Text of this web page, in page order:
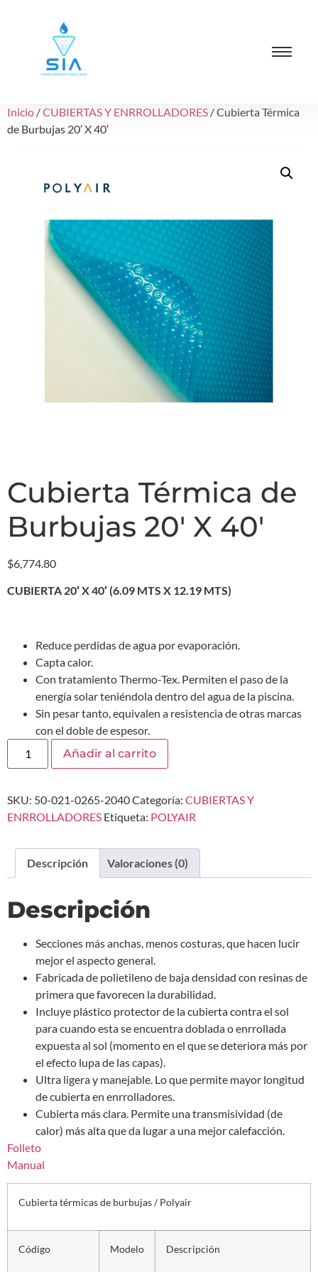
Inicio /CUBIERTAS Y ENRROLLADORES / Cubierta Térmica
de Burbujas 20′ X 40′
Cubierta Térmica de
Burbujas 20′ X 40′
$6,774.80
CUBIERTA 20′ X 40′ (6.09 MTS X 12.19 MTS)
Reduce perdidas de agua por evaporación.
Capta calor.
Con tratamiento Thermo-Tex. Permiten el paso de la
energía solar teniéndola dentro del agua de la piscina.
Sin pesar tanto, equivalen a resistencia de otras marcas
con el doble de espesor.
Añadir al carrito
SKU: 50-021-0265-2040Categoría: CUBIERTAS Y
ENRROLLADORES Etiqueta: POLYAIR
Descripción Valoraciones (0)
Descripción
Secciones más anchas, menos costuras, que hacen lucir
mejor el aspecto general.
Fabricada de polietileno de baja densidad con resinas de
primera que favorecen la durabilidad.
Incluye plástico protector de la cubierta contra el sol
para cuando esta se encuentra doblada o enrrollada
expuesta al sol (momento en el que se deteriora más por
el efecto lupa de las capas).
Ultra ligera y manejable. Lo que permite mayor longitud
de cubierta en enrrolladores.
Cubierta más clara. Permite una transmisividad (de
calor) más alta que da lugar a una mejor calefacción.
Folleto
Manual
Cubierta térmicas de burbujas / Polyair
Código Modelo Descripción